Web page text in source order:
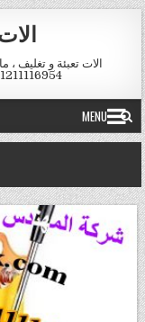
Skip to content
الات تعبئة و تغليف ،
– 01211116956 – 01211116958
MENU